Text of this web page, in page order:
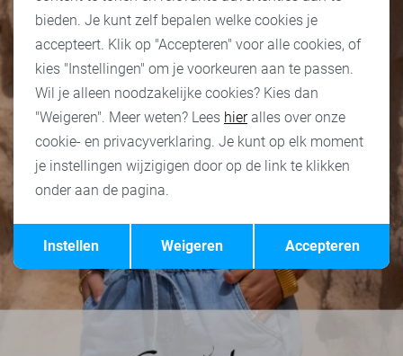
Terug Opslaan
bieden. Je kunt zelf bepalen welke cookies je
accepteert. Klik op "Accepteren" voor alle cookies, of
kies "Instellingen" om je voorkeuren aan te passen.
Wil je alleen noodzakelijke cookies? Kies dan
"Weigeren". Meer weten? Lees hieralles over onze
cookie- en privacyverklaring. Je kunt op elk moment
je instellingen wijzigigen door op de link te klikken
onder aan de pagina.
Accepteren
Weigeren
Instellen